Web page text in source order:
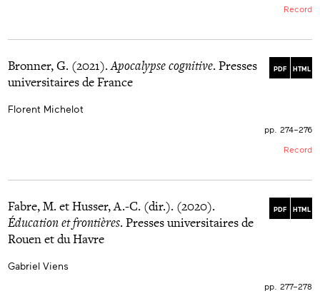
Record
PDF HTML
Bronner, G. (2021).Apocalypse cognitive. Presses
universitaires de France
Florent Michelot
pp. 274–276
Record
PDF HTML
Fabre, M. et Husser, A.-C. (dir.). (2020).
Éducation et frontières. Presses universitaires de
Rouen et du Havre
Gabriel Viens
pp. 277–278